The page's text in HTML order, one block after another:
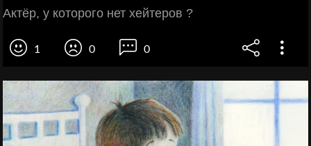
Актёр, у которого нет хейтеров ?
1 0 0